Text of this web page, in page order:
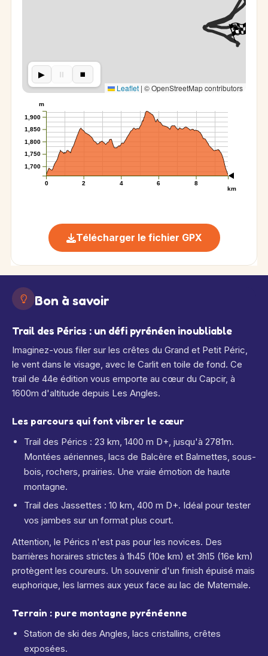
▶︎ ⏸︎ ⏹︎
Leaflet | © OpenStreetMap contributors
0 2 4 6 8
km
1,700
1,750
1,800
1,850
1,900
m
Télécharger le fichier GPX
Bon à savoir
Trail des Pérics : un défi pyrénéen inoubliable
Imaginez-vous filer sur les crêtes du Grand et Petit Péric,
le vent dans le visage, avec le Carlit en toile de fond. Ce
trail de 44e édition vous emporte au cœur du Capcir, à
1600m d'altitude depuis Les Angles.
Les parcours qui font vibrer le cœur
Trail des Pérics : 23 km, 1400 m D+, jusqu'à 2781m.
Montées aériennes, lacs de Balcère et Balmettes, sous-
bois, rochers, prairies. Une vraie émotion de haute
montagne.
Trail des Jassettes : 10 km, 400 m D+. Idéal pour tester
vos jambes sur un format plus court.
Attention, le Pérics n'est pas pour les novices. Des
barrières horaires strictes à 1h45 (10e km) et 3h15 (16e km)
protègent les coureurs. Un souvenir d'un finish épuisé mais
euphorique, les larmes aux yeux face au lac de Matemale.
Terrain : pure montagne pyrénéenne
Station de ski des Angles, lacs cristallins, crêtes
exposées.